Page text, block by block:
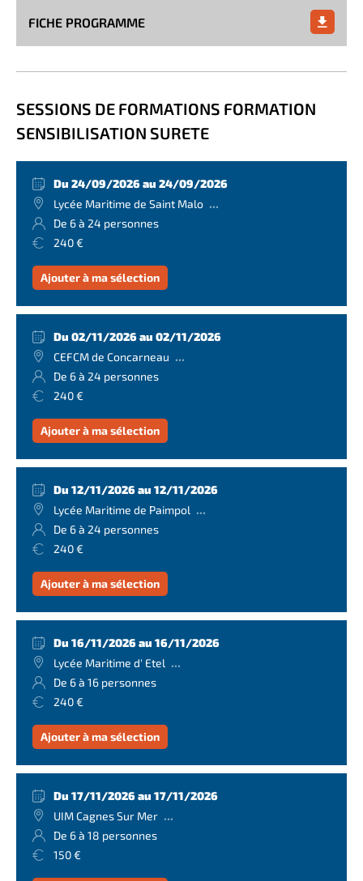
FICHE PROGRAMME
SESSIONS DE FORMATIONS FORMATION
SENSIBILISATION SURETE
Du 24/09/2026 au 24/09/2026
Lycée Maritime de Saint Malo ...
De 6 à 24 personnes
240 €
Ajouter à ma sélection
Du 02/11/2026 au 02/11/2026
CEFCM de Concarneau ...
De 6 à 24 personnes
240 €
Ajouter à ma sélection
Du 12/11/2026 au 12/11/2026
Lycée Maritime de Paimpol ...
De 6 à 24 personnes
240 €
Ajouter à ma sélection
Du 16/11/2026 au 16/11/2026
Lycée Maritime d' Etel ...
De 6 à 16 personnes
240 €
Ajouter à ma sélection
Du 17/11/2026 au 17/11/2026
UIM Cagnes Sur Mer ...
De 6 à 18 personnes
150 €